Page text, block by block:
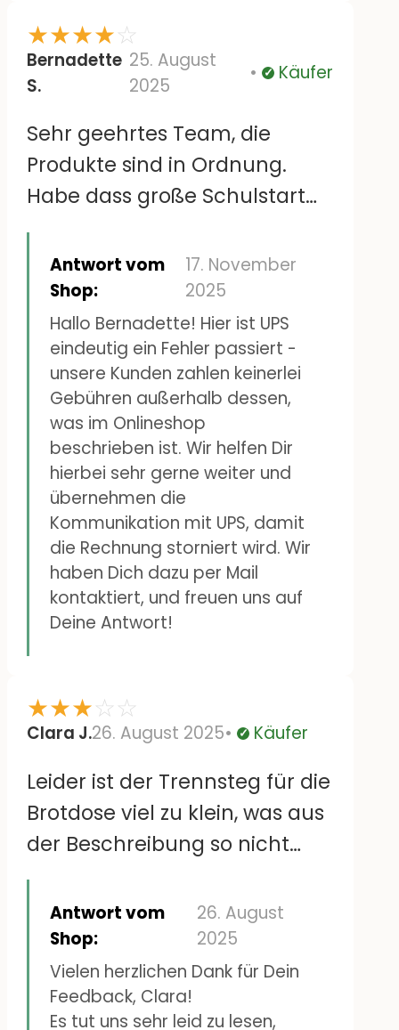
der Dose.
Ich finde sie zu tief. Das Kind
muss sehr weit reingreifen
und wenn man zwei
Trennwände einsetzt, muss in
den Fächern ziemlich
gestapelt werden, d.h. Drei
Finde ich persönlich nicht
optimal.
★★★★☆
Bernadette
S.
25. August
2025
Verifiziert
Käufer
Sehr geehrtes Team, die
Produkte sind in Ordnung.
Habe dass große Schulstart
Paket genommen. Nur leider
hab ich vom Zollamt
Österreich eine Rechnung mit
37€ bekommen was ich sehr
ärgerlich finde weil ich dachte
die Produkte kommen von
Deutschland. Nach
genaueren Nachlesen sah ich
dass die Sachen von
Norwegen kommen und
deswegen sind anscheinend
Zollgebühren angefallen. Jetzt
hat mich das ganze über 100€
gekostet.Werde nichts mehr
bei euch bestellen.
Antwort vom
Shop:
17. November
2025
Hallo Bernadette! Hier ist UPS
eindeutig ein Fehler passiert -
unsere Kunden zahlen keinerlei
Gebühren außerhalb dessen,
was im Onlineshop
beschrieben ist. Wir helfen Dir
hierbei sehr gerne weiter und
übernehmen die
Kommunikation mit UPS, damit
die Rechnung storniert wird. Wir
haben Dich dazu per Mail
kontaktiert, und freuen uns auf
Deine Antwort!
★★★☆☆
Clara J.26. August 2025 Verifiziert
Käufer
Leider ist der Trennsteg für die
Brotdose viel zu klein, was aus
der Beschreibung so nicht
hervorging. So purzelt in der
ansonsten sehr hohen Dose
trotzdem alles durcheinander.
Damit ist die Dose für unseren
Alltag eher unpraktisch und
Antwort vom
Shop:
26. August
2025
Vielen herzlichen Dank für Dein
Feedback, Clara!
Es tut uns sehr leid zu lesen,